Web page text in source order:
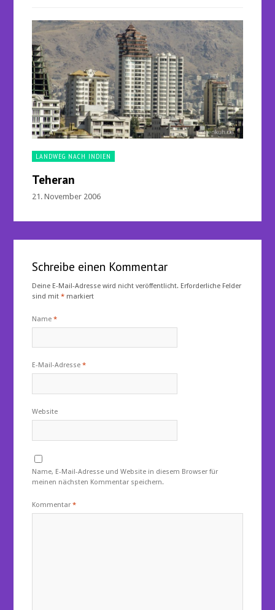
LANDWEG NACH INDIEN
Teheran
21. November 2006
Schreibe einen Kommentar
Deine E-Mail-Adresse wird nicht veröffentlicht. Erforderliche Felder
sind mit* markiert
Name*
E-Mail-Adresse*
Website
Name, E-Mail-Adresse und Website in diesem Browser für
meinen nächsten Kommentar speichern.
Kommentar*